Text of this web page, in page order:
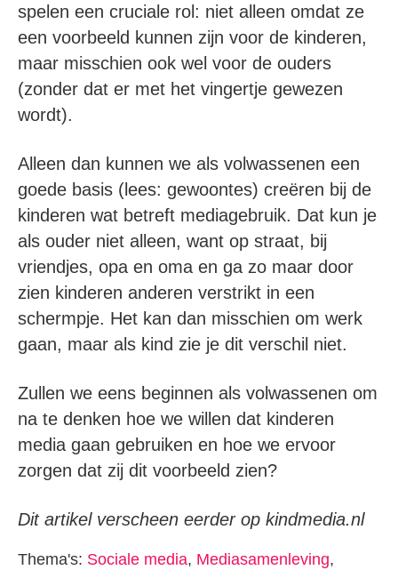
spelen een cruciale rol: niet alleen omdat ze
een voorbeeld kunnen zijn voor de kinderen,
maar misschien ook wel voor de ouders
(zonder dat er met het vingertje gewezen
wordt).
Alleen dan kunnen we als volwassenen een
goede basis (lees: gewoontes) creëren bij de
kinderen wat betreft mediagebruik. Dat kun je
als ouder niet alleen, want op straat, bij
vriendjes, opa en oma en ga zo maar door
zien kinderen anderen verstrikt in een
schermpje. Het kan dan misschien om werk
gaan, maar als kind zie je dit verschil niet.
Zullen we eens beginnen als volwassenen om
na te denken hoe we willen dat kinderen
media gaan gebruiken en hoe we ervoor
zorgen dat zij dit voorbeeld zien?
Dit artikel verscheen eerder op kindmedia.nl
Thema's: Sociale media, Mediasamenleving,